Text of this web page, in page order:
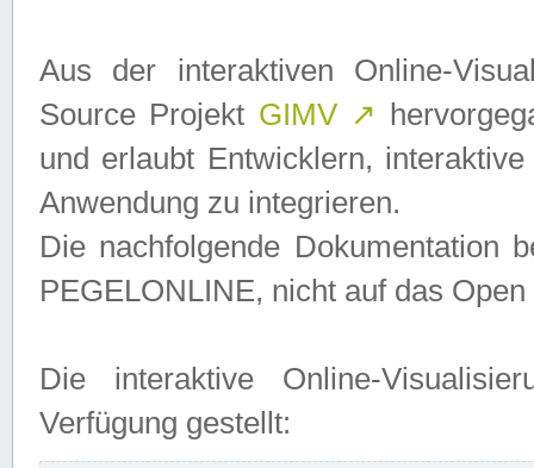
Aus der interaktiven Online-
Source Projekt GIMV ↗
und erlaubt Entwicklern,
Anwendung zu integrieren.
Die nachfolgende Dokumentation
PEGELONLINE, nicht auf das
Die interaktive Online-
Verfügung gestellt: